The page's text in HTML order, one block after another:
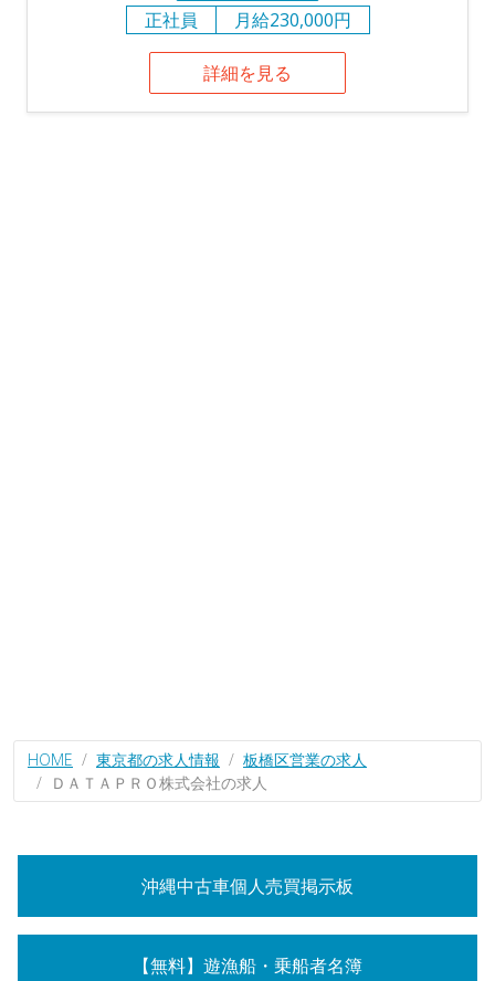
正社員
月給230,000円
詳細を見る
HOME 東京都の求人情報
板橋区営業の求人
ＤＡＴＡＰＲＯ株式会社の求人
沖縄中古車個人売買掲示板
【無料】遊漁船・乗船者名簿